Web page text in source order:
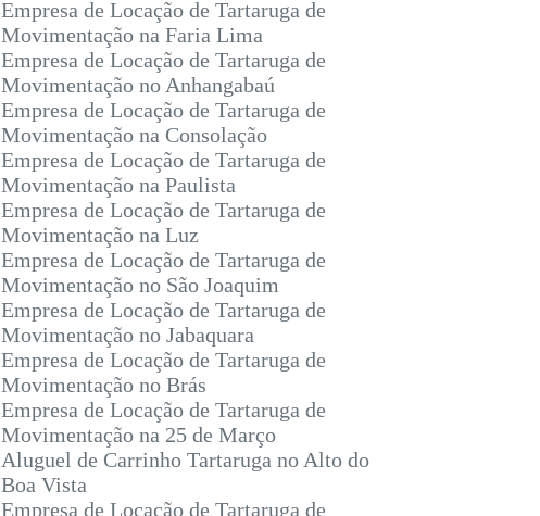
Empresa de Locação de Tartaruga de
Movimentação na Faria Lima
Empresa de Locação de Tartaruga de
Movimentação no Anhangabaú
Empresa de Locação de Tartaruga de
Movimentação na Consolação
Empresa de Locação de Tartaruga de
Movimentação na Paulista
Empresa de Locação de Tartaruga de
Movimentação na Luz
Empresa de Locação de Tartaruga de
Movimentação no São Joaquim
Empresa de Locação de Tartaruga de
Movimentação no Jabaquara
Empresa de Locação de Tartaruga de
Movimentação no Brás
Empresa de Locação de Tartaruga de
Movimentação na 25 de Março
Aluguel de Carrinho Tartaruga no Alto do
Boa Vista
Empresa de Locação de Tartaruga de